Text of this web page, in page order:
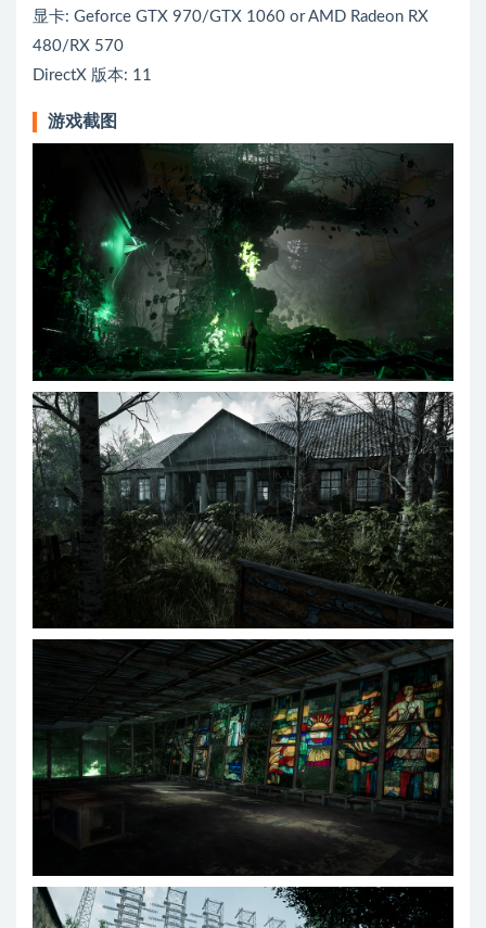
显卡: Geforce GTX 970/GTX 1060 or AMD Radeon RX
480/RX 570
DirectX 版本: 11
游戏截图